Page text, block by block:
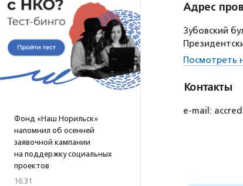
Фонд «Наш Норильск»
напомнил об осенней
заявочной кампании
на поддержку социальных
проектов
16:31
Адрес
Зубовский
Посмотреть
Контакты
e-mail: